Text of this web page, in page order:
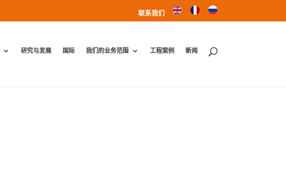
联系我们
研究与发展 国际 我们的业务范围 工程案例 新闻